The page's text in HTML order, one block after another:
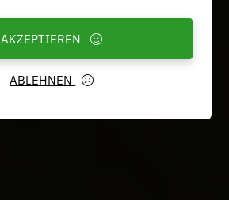
ABLEHNEN
AKZEPTIEREN